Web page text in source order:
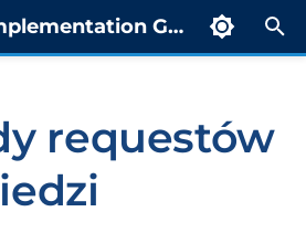
API.ERP Implementation Guide
Party
DocumentReferenc
Indeks
Profil CDA
requestów